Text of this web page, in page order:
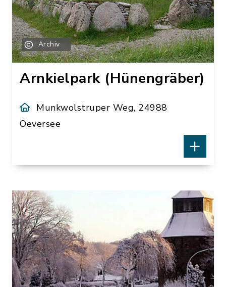
Archiv
Arnkielpark (Hünengräber)
Munkwolstruper Weg, 24988
Oeversee
Vor über 5500 Jahren wurden bei
Munkwolstrup in der Jungsteinzeit (4200
– 1700 v. Chr.) sieben Großsteingräber
angelegt. An dieser Stelle befindet sich
heute der archäologisch-landeskundliche